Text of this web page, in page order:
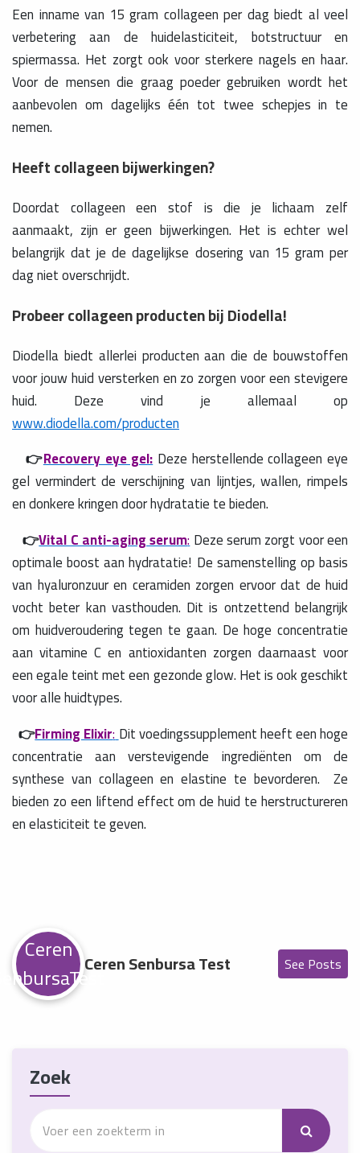
Een inname van 15 gram collageen per dag biedt al veel
verbetering aan de huidelasticiteit, botstructuur en
spiermassa. Het zorgt ook voor sterkere nagels en haar.
Voor de mensen die graag poeder gebruiken wordt het
aanbevolen om dagelijks één tot twee schepjes in te
nemen.
Heeft collageen bijwerkingen?
Doordat collageen een stof is die je lichaam zelf
aanmaakt, zijn er geen bijwerkingen. Het is echter wel
belangrijk dat je de dagelijkse dosering van 15 gram per
dag niet overschrijdt.
Probeer collageen producten bij Diodella!
Diodella biedt allerlei producten aan die de bouwstoffen
voor jouw huid versterken en zo zorgen voor een stevigere
huid. Deze vind je allemaal op
www.diodella.com/producten
👉Recovery eye gel:Deze herstellende collageen eye
gel vermindert de verschijning van lijntjes, wallen, rimpels
en donkere kringen door hydratatie te bieden.
👉Vital C anti-aging serum:Deze serum zorgt voor een
optimale boost aan hydratatie! De samenstelling op basis
van hyaluronzuur en ceramiden zorgen ervoor dat de huid
vocht beter kan vasthouden. Dit is ontzettend belangrijk
om huidveroudering tegen te gaan. De hoge concentratie
aan vitamine C en antioxidanten zorgen daarnaast voor
een egale teint met een gezonde glow. Het is ook geschikt
voor alle huidtypes.
👉Firming Elixir:Dit voedingssupplement heeft een hoge
concentratie aan verstevigende ingrediënten om de
synthese van collageen en elastine te bevorderen. Ze
bieden zo een liftend effect om de huid te herstructureren
en elasticiteit te geven.
Ceren Ceren Senbursa Test See Posts
Zoek